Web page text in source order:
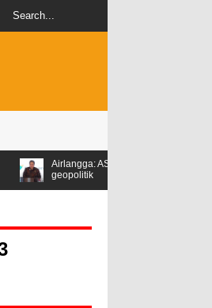
jadi kawasan stabil di tengah ketegangan